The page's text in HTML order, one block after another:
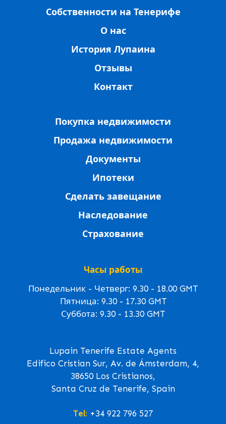
Собственности на Тенерифе
О нас
История Лупаина
Отзывы
Контакт
Покупка недвижимости
Продажа недвижимости
Документы
Ипотеки
Сделать завещание
Наследование
Страхование
Часы работы
Понедельник - Четверг: 9.30 - 18.00 GMT
Пятница: 9.30 - 17.30 GMT
Суббота: 9.30 - 13.30 GMT
Lupain Tenerife Estate Agents
Edifico Cristian Sur, Av. de Ámsterdam, 4,
38650 Los Cristianos,
Santa Cruz de Tenerife, Spain
Tel: +34 922 796 527